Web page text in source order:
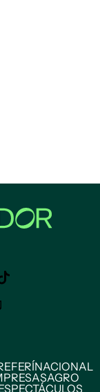
NACIONAL
AGRO